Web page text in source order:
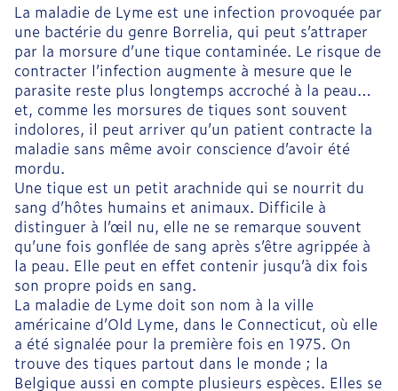
La maladie de Lyme est une infection provoquée par
une bactérie du genre Borrelia, qui peut s’attraper
par la morsure d’une tique contaminée. Le risque de
contracter l’infection augmente à mesure que le
parasite reste plus longtemps accroché à la peau…
et, comme les morsures de tiques sont souvent
indolores, il peut arriver qu’un patient contracte la
maladie sans même avoir conscience d’avoir été
mordu.
Une tique est un petit arachnide qui se nourrit du
sang d’hôtes humains et animaux. Difficile à
distinguer à l’œil nu, elle ne se remarque souvent
qu’une fois gonflée de sang après s’être agrippée à
la peau. Elle peut en effet contenir jusqu’à dix fois
son propre poids en sang.
La maladie de Lyme doit son nom à la ville
américaine d’Old Lyme, dans le Connecticut, où elle
a été signalée pour la première fois en 1975. On
trouve des tiques partout dans le monde ; la
Belgique aussi en compte plusieurs espèces. Elles se